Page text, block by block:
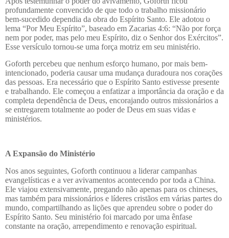
profundamente convencido de que todo o trabalho missionário
bem-sucedido dependia da obra do Espírito Santo. Ele adotou o
lema “Por Meu Espírito”, baseado em Zacarias 4:6: “Não por força
nem por poder, mas pelo meu Espírito, diz o Senhor dos Exércitos”.
Esse versículo tornou-se uma força motriz em seu ministério.
Goforth percebeu que nenhum esforço humano, por mais bem-
intencionado, poderia causar uma mudança duradoura nos corações
das pessoas. Era necessário que o Espírito Santo estivesse presente
e trabalhando. Ele começou a enfatizar a importância da oração e da
completa dependência de Deus, encorajando outros missionários a
se entregarem totalmente ao poder de Deus em suas vidas e
ministérios.
A Expansão do Ministério
Nos anos seguintes, Goforth continuou a liderar campanhas
evangelísticas e a ver avivamentos acontecendo por toda a China.
Ele viajou extensivamente, pregando não apenas para os chineses,
mas também para missionários e líderes cristãos em várias partes do
mundo, compartilhando as lições que aprendeu sobre o poder do
Espírito Santo. Seu ministério foi marcado por uma ênfase
constante na oração, arrependimento e renovação espiritual.